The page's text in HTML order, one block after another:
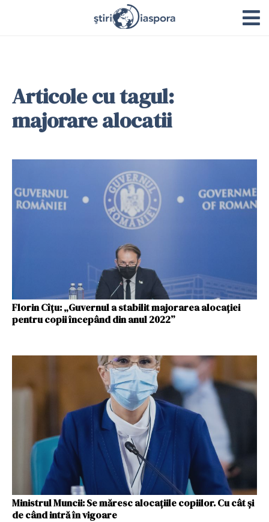
Articole cu tagul:
majorare alocatii
Florin Cîţu: „Guvernul a stabilit majorarea alocaţiei
pentru copii începând din anul 2022”
Ministrul Muncii: Se măresc alocaţiile copiilor. Cu cât şi
de când intră în vigoare